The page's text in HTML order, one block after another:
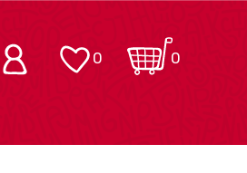
0
0